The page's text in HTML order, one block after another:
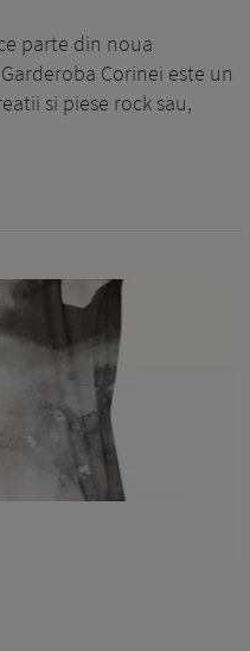
parte din noua
Corinei este un
si piese rock sau,